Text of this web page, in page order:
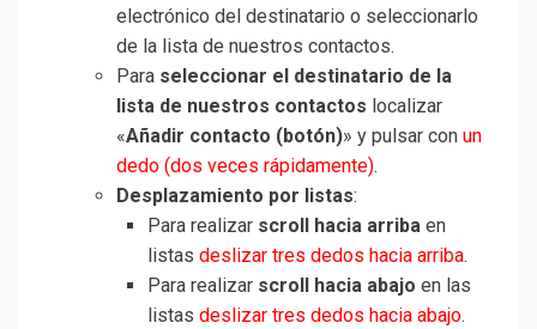
electrónico del destinatario o seleccionarlo
de la lista de nuestros contactos.
Para seleccionar el destinatario de la
lista de nuestros contactos localizar
«Añadir contacto (botón)» y pulsar con un
dedo (dos veces rápidamente).
Desplazamiento por listas:
Para realizar scroll hacia arriba en
listas deslizar tres dedos hacia arriba.
Para realizar scroll hacia abajo en las
listas deslizar tres dedos hacia abajo.